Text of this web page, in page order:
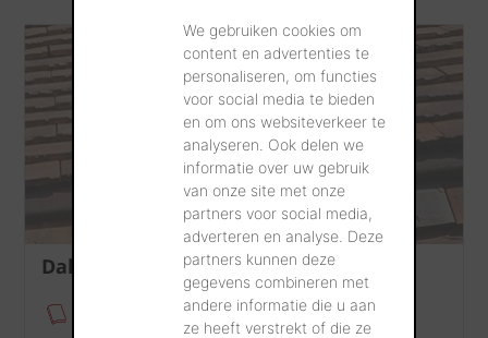
We gebruiken cookies om
content en advertenties te
personaliseren, om functies
voor social media te bieden
en om ons websiteverkeer te
analyseren. Ook delen we
informatie over uw gebruik
van onze site met onze
partners voor social media,
adverteren en analyse. Deze
partners kunnen deze
gegevens combineren met
andere informatie die u aan
ze heeft verstrekt of die ze
Dak
Verankeringsmodule